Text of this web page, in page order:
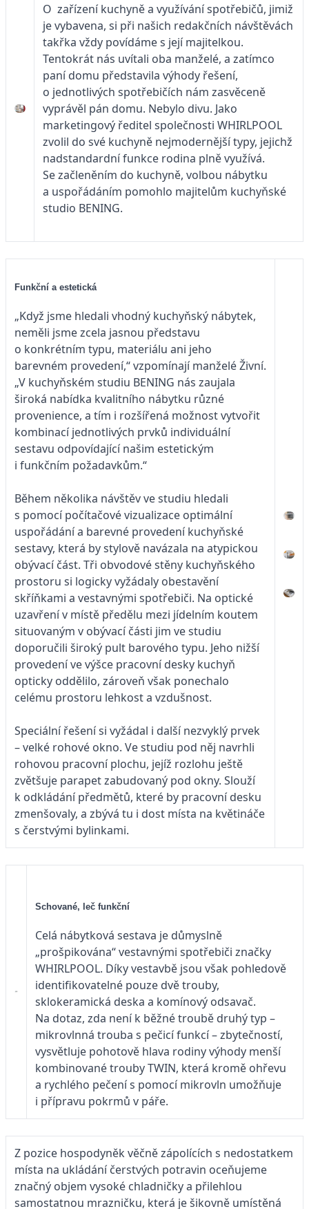
O zařízení kuchyně a využívání spotřebičů, jimiž
je vybavena, si při našich redakčních návštěvách
takřka vždy povídáme s její majitelkou.
Tentokrát nás uvítali oba manželé, a zatímco
paní domu představila výhody řešení,
o jednotlivých spotřebičích nám zasvěceně
vyprávěl pán domu. Nebylo divu. Jako
marketingový ředitel společnosti WHIRLPOOL
zvolil do své kuchyně nejmodernější typy, jejichž
nadstandardní funkce rodina plně využívá.
Se začleněním do kuchyně, volbou nábytku
a uspořádáním pomohlo majitelům kuchyňské
studio BENING.
Funkční a estetická
„Když jsme hledali vhodný kuchyňský nábytek,
neměli jsme zcela jasnou představu
o konkrétním typu, materiálu ani jeho
barevném provedení,“ vzpomínají manželé Živní.
„V kuchyňském studiu BENING nás zaujala
široká nabídka kvalitního nábytku různé
provenience, a tím i rozšířená možnost vytvořit
kombinací jednotlivých prvků individuální
sestavu odpovídající našim estetickým
i funkčním požadavkům.“
Během několika návštěv ve studiu hledali
s pomocí počítačové vizualizace optimální
uspořádání a barevné provedení kuchyňské
sestavy, která by stylově navázala na atypickou
obývací část. Tři obvodové stěny kuchyňského
prostoru si logicky vyžádaly obestavění
skříňkami a vestavnými spotřebiči. Na optické
uzavření v místě předělu mezi jídelním koutem
situovaným v obývací části jim ve studiu
doporučili široký pult barového typu. Jeho nižší
provedení ve výšce pracovní desky kuchyň
opticky oddělilo, zároveň však ponechalo
celému prostoru lehkost a vzdušnost.
Speciální řešení si vyžádal i další nezvyklý prvek
– velké rohové okno. Ve studiu pod něj navrhli
rohovou pracovní plochu, jejíž rozlohu ještě
zvětšuje parapet zabudovaný pod okny. Slouží
k odkládání předmětů, které by pracovní desku
zmenšovaly, a zbývá tu i dost místa na květináče
s čerstvými bylinkami.
Schované, leč funkční
Celá nábytková sestava je důmyslně
„prošpikována“ vestavnými spotřebiči značky
WHIRLPOOL. Díky vestavbě jsou však pohledově
identifikovatelné pouze dvě trouby,
sklokeramická deska a komínový odsavač.
Na dotaz, zda není k běžné troubě druhý typ –
mikrovlnná trouba s pečicí funkcí – zbytečností,
vysvětluje pohotově hlava rodiny výhody menší
kombinované trouby TWIN, která kromě ohřevu
a rychlého pečení s pomocí mikrovln umožňuje
i přípravu pokrmů v páře.
Z pozice hospodyněk věčně zápolících s nedostatkem
místa na ukládání čerstvých potravin oceňujeme
značný objem vysoké chladničky a přilehlou
samostatnou mrazničku, která je šikovně umístěná